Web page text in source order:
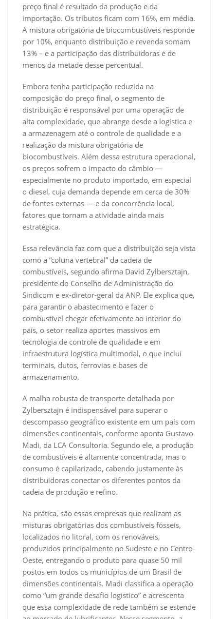
preço final é resultado da produção e da
importação. Os tributos ficam com 16%, em média.
A mistura obrigatória de biocombustíveis responde
por 10%, enquanto distribuição e revenda somam
13% – e a participação das distribuidoras é de
menos da metade desse percentual.
Embora tenha participação reduzida na
composição do preço final, o segmento de
distribuição é responsável por uma operação de
alta complexidade, que abrange desde a logística e
a armazenagem até o controle de qualidade e a
realização da mistura obrigatória de
biocombustíveis. Além dessa estrutura operacional,
os preços sofrem o impacto do câmbio —
especialmente no produto importado, em especial
o diesel, cuja demanda depende em cerca de 30%
de fontes externas — e da concorrência local,
fatores que tornam a atividade ainda mais
estratégica.
Essa relevância faz com que a distribuição seja vista
como a “coluna vertebral” da cadeia de
combustíveis, segundo afirma David Zylbersztajn,
presidente do Conselho de Administração do
Sindicom e ex-diretor-geral da ANP. Ele explica que,
para garantir o abastecimento e fazer o
combustível chegar efetivamente ao interior do
país, o setor realiza aportes massivos em
tecnologia de controle de qualidade e em
infraestrutura logística multimodal, o que inclui
terminais, dutos, ferrovias e bases de
armazenamento.
A malha robusta de transporte detalhada por
Zylbersztajn é indispensável para superar o
descompasso geográfico existente em um país com
dimensões continentais, conforme aponta Gustavo
Madi, da LCA Consultoria. Segundo ele, a produção
de combustíveis é altamente concentrada, mas o
consumo é capilarizado, cabendo justamente às
distribuidoras conectar os diferentes pontos da
cadeia de produção e refino.
Na prática, são essas empresas que realizam as
misturas obrigatórias dos combustíveis fósseis,
localizados no litoral, com os renováveis,
produzidos principalmente no Sudeste e no Centro-
Oeste, entregando o produto para quase 50 mil
postos em todos os municípios de um Brasil de
dimensões continentais. Madi classifica a operação
como “um grande desafio logístico” e acrescenta
que essa complexidade de rede também se estende